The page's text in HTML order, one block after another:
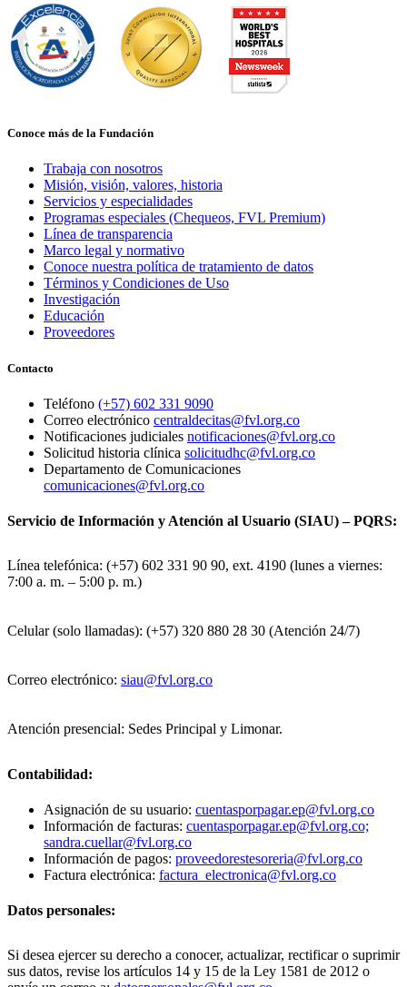
Conoce más de la Fundación
Trabaja con nosotros
Misión, visión, valores, historia
Servicios y especialidades
Programas especiales (Chequeos, FVL Premium)
Línea de transparencia
Marco legal y normativo
Conoce nuestra política de tratamiento de datos
Términos y Condiciones de Uso
Investigación
Educación
Proveedores
Contacto
Teléfono (+57) 602 331 9090
Correo electrónico centraldecitas@fvl.org.co
Notificaciones judiciales notificaciones@fvl.org.co
Solicitud historia clínica solicitudhc@fvl.org.co
Departamento de Comunicaciones
comunicaciones@fvl.org.co
Servicio de Información y Atención al Usuario (SIAU) – PQRS:
Línea telefónica: (+57) 602 331 90 90, ext. 4190 (lunes a viernes:
7:00 a. m. – 5:00 p. m.)
Celular (solo llamadas): (+57) 320 880 28 30 (Atención 24/7)
Correo electrónico: siau@fvl.org.co
Atención presencial: Sedes Principal y Limonar.
Contabilidad:
Asignación de su usuario: cuentasporpagar.ep@fvl.org.co
Información de facturas: cuentasporpagar.ep@fvl.org.co;
sandra.cuellar@fvl.org.co
Información de pagos: proveedorestesoreria@fvl.org.co
Factura electrónica: factura_electronica@fvl.org.co
Datos personales:
Si desea ejercer su derecho a conocer, actualizar, rectificar o suprimir
sus datos, revise los artículos 14 y 15 de la Ley 1581 de 2012 o